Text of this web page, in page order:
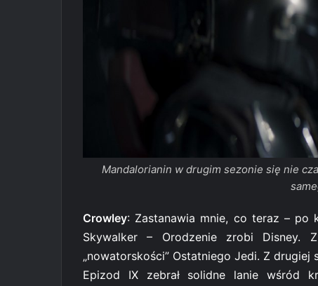
Mandalorianin w drugim sezonie się nie
Crowley: Zastanawia mnie, co teraz – po
Skywalker – Orodzenie zrobi Disney.
„nowatorskości” Ostatniego Jedi. Z
Epizod IX zebrał solidne lanie wśród